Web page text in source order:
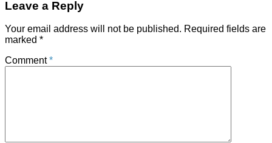
Leave a Reply
Your email address will not be published. Required fields are
marked *
Comment*